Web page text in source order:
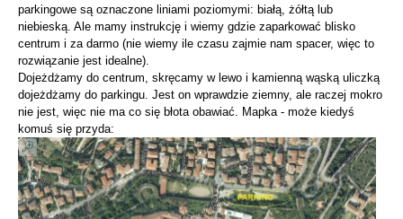
parkingowe są oznaczone liniami poziomymi: białą, żółtą lub
niebieską. Ale mamy instrukcję i wiemy gdzie zaparkować blisko
centrum i za darmo (nie wiemy ile czasu zajmie nam spacer, więc to
rozwiązanie jest idealne).
Dojeżdżamy do centrum, skręcamy w lewo i kamienną wąską uliczką
dojeżdżamy do parkingu. Jest on wprawdzie ziemny, ale raczej mokro
nie jest, więc nie ma co się błota obawiać. Mapka - może kiedyś
komuś się przyda: